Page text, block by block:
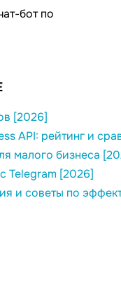
бот по
[2026]
API: рейтинг и
малого бизнеса
Telegram [2026]
и советы по